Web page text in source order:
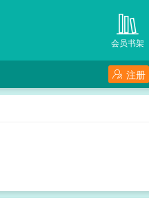
会员书架
注册